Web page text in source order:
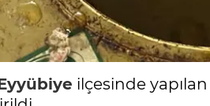
ilçesinde